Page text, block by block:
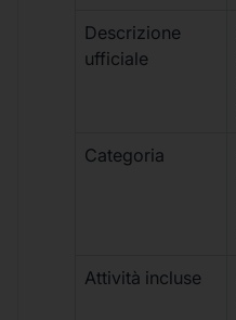
Descrizione
ufficiale
Categoria
Attività incluse